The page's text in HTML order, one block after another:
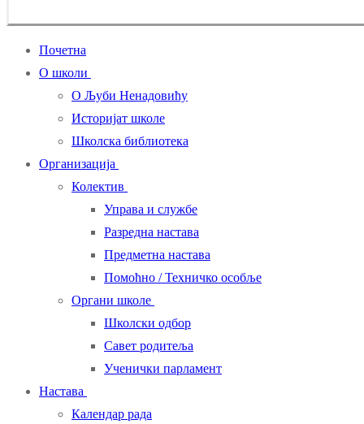
Почетна
О школи
О Љуби Ненадовићу
Историјат школе
Школска библиотека
Организација
Колектив
Управа и службе
Разредна настава
Предметна настава
Помоћно / Техничко особље
Органи школе
Школски одбор
Савет родитеља
Ученички парламент
Настава
Календар рада